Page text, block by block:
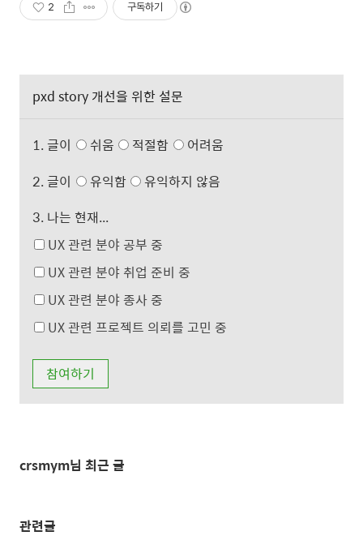
2 구독하기
pxd story 개선을 위한 설문
1. 글이 쉬움 적절함
어려움
2. 글이
유익함
유익하지 않음
3. 나는 현재...
UX 관련 분야 공부 중
UX 관련 분야 취업 준비 중
UX 관련 분야 종사 중
UX 관련 프로젝트 의뢰를 고민 중
crsmym님 최근 글
관련글